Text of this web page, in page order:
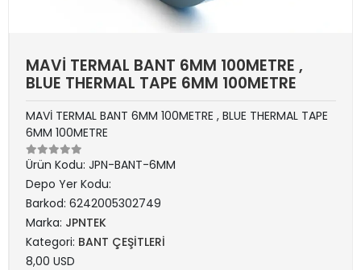
MAVİ TERMAL BANT 6MM 100METRE ,
BLUE THERMAL TAPE 6MM 100METRE
MAVİ TERMAL BANT 6MM 100METRE , BLUE THERMAL TAPE
6MM 100METRE
Ürün Kodu: JPN-BANT-6MM
Depo Yer Kodu:
Barkod: 6242005302749
Marka: JPNTEK
Kategori: BANT ÇEŞİTLERİ
8,00 USD